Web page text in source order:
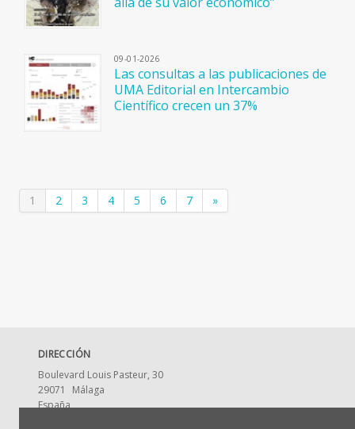
09-01-2026
Las consultas a las publicaciones de
UMA Editorial en Intercambio
Científico crecen un 37%
1 2 3 4 5 6 7 »
DIRECCIÓN
Boulevard Louis Pasteur, 30
29071
Málaga
España